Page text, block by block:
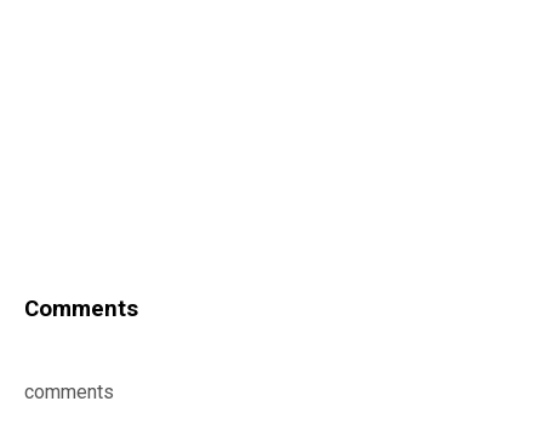
Comments
comments